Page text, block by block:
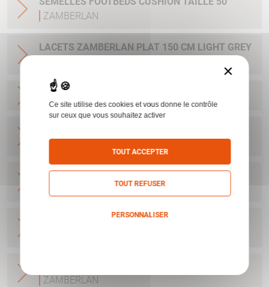
ZAMBERLAN
LACETS ZAMBERLAN PLAT 150 CM LIGHT GREY
HYDROBLOC CREME 75 ML X 12
SEMELLES MEMORY COMFORT FIT TAILLE 40
SEMELLES MEMORY COMFORT FIT TAILLE 41
ZAMBERLAN
×
Ce site utilise des cookies et vous donne le contrôle
sur ceux que vous souhaitez activer
TOUT ACCEPTER
TOUT REFUSER
PERSONNALISER